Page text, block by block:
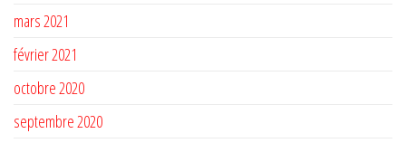
mars 2021
février 2021
octobre 2020
septembre 2020